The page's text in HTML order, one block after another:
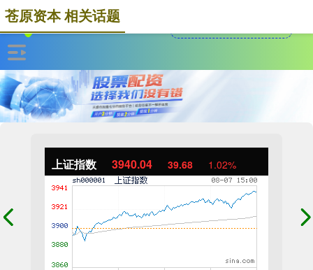
上证指数 3940.04 39.68 1.02%
苍原资本 相关话题